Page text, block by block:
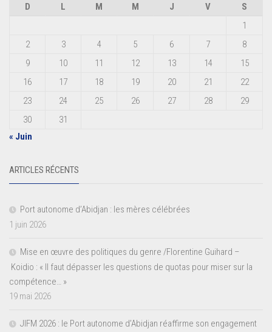
D
L M M J V
S
1
2
3 4 5 6 7
8
9
10 11 12 13 14
15
16
17 18 19 20 21
22
23
24 25 26 27 28
29
30
31
« Juin
ARTICLES RÉCENTS
Port autonome d’Abidjan : les mères célébrées
1 juin 2026
Mise en œuvre des politiques du genre /Florentine Guihard –
Koidio : « Il faut dépasser les questions de quotas pour miser sur la
compétence… »
19 mai 2026
JIFM 2026 : le Port autonome d’Abidjan réaffirme son engagement